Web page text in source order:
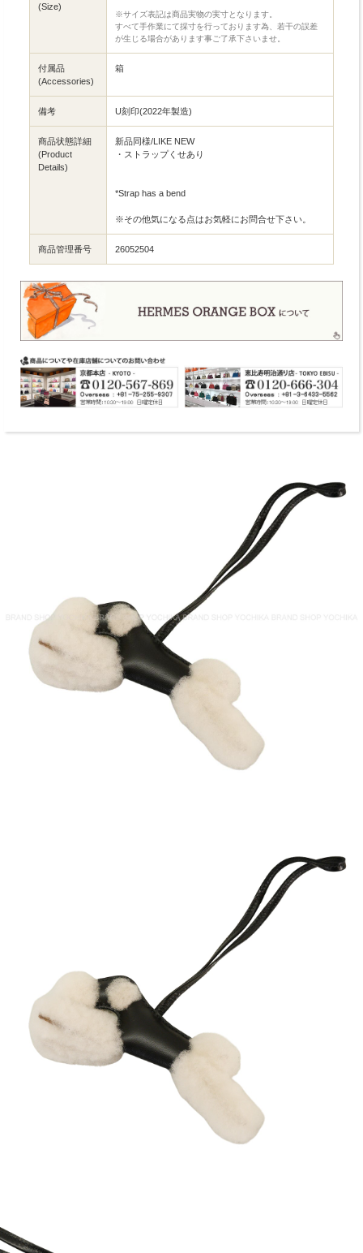
(Size)
※サイズ表記は商品実物の実寸となります。
すべて手作業にて採寸を行っております為、若干の誤差
が生じる場合があります事ご了承下さいませ。
付属品
(Accessories)
箱
備考 U刻印(2022年製造)
商品状態詳細
(Product
Details)
新品同様/LIKE NEW
・ストラップくせあり
*Strap has a bend
※その他気になる点はお気軽にお問合せ下さい。
商品管理番号 26052504